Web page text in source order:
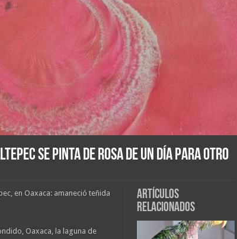
se pinta de rosa de un día para otro
Artículos
relacionados
en Oaxaca: amaneció teñida
Oaxaca, la laguna de